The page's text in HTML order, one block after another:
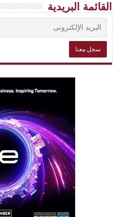
القائمة البريدية